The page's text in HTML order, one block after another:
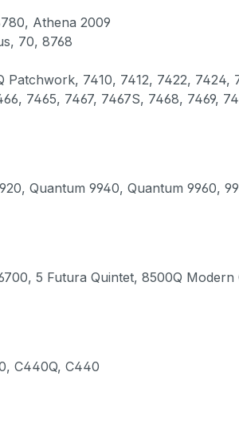
Athena 2009
70, 8768
Patchwork, 7410, 7412, 7422, 7424,
7465, 7467, 7467S, 7468, 7469,
9940, Quantum 9960,
5 Futura Quintet, 8500Q Modern
C440Q, C440